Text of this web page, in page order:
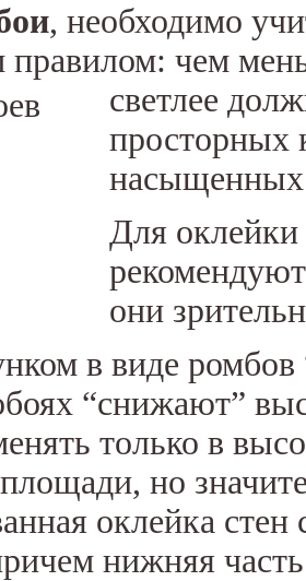
, необходимо
чем
светлее
просторных
насыщенных
Для
они
в виде
“снижают”
только в
но
оклейка
нижняя